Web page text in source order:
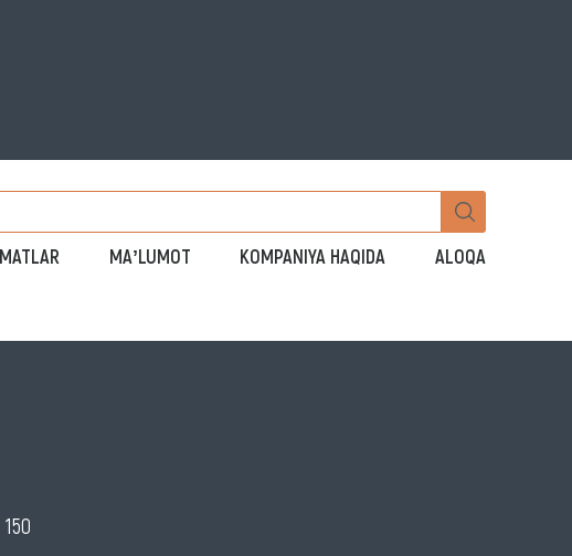
MAʼLUMOT KOMPANIYA HAQIDA ALOQA
150